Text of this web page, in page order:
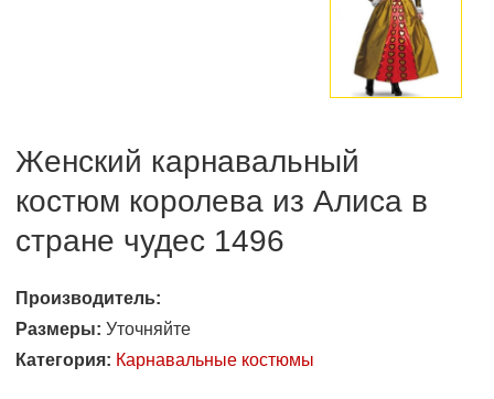
Женский карнавальный
костюм королева из Алиса в
стране чудес 1496
Производитель:
Размеры: Уточняйте
Категория: Карнавальные костюмы